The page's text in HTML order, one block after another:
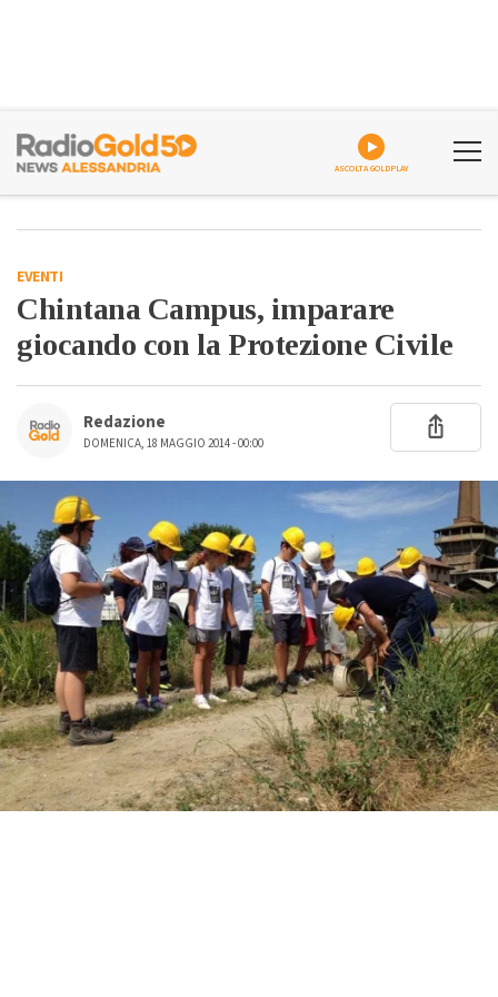
ASCOLTA GOLDPLAY
EVENTI
Chintana Campus, imparare
giocando con la Protezione Civile
Redazione
DOMENICA, 18 MAGGIO 2014 - 00:00